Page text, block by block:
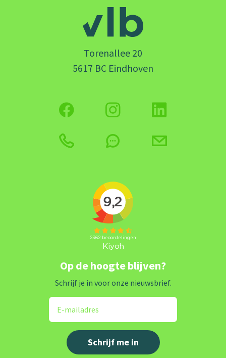
Torenallee 20
5617 BC Eindhoven
Op de hoogte blijven?
Schrijf je in voor onze nieuwsbrief.